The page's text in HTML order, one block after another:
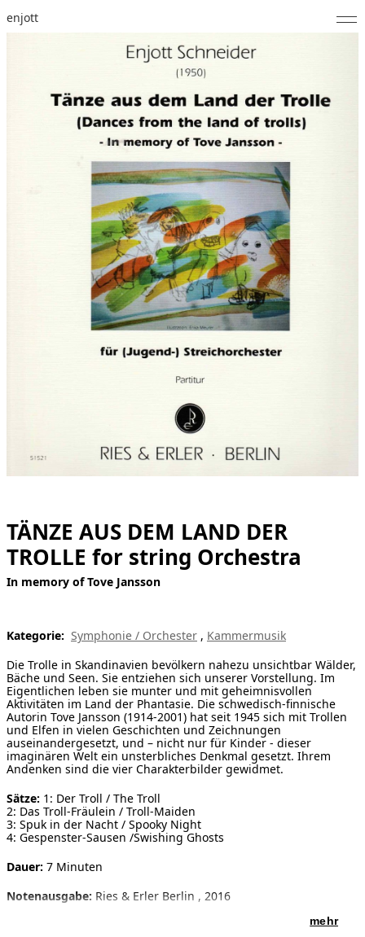
enjott
Selected Works
Werkverzeichnis
TÄNZE AUS DEM LAND DER
TROLLE for string Orchestra
In memory of Tove Jansson
Kategorie: Symphonie / Orchester , Kammermusik
Die Trolle in Skandinavien bevölkern nahezu unsichtbar Wälder,
Bäche und Seen. Sie entziehen sich unserer Vorstellung. Im
Eigentlichen leben sie munter und mit geheimnisvollen
Aktivitäten im Land der Phantasie. Die schwedisch-finnische
Autorin Tove Jansson (1914-2001) hat seit 1945 sich mit Trollen
und Elfen in vielen Geschichten und Zeichnungen
auseinandergesetzt, und – nicht nur für Kinder - dieser
imaginären Welt ein unsterbliches Denkmal gesetzt. Ihrem
Andenken sind die vier Charakterbilder gewidmet.
Sätze: 1: Der Troll / The Troll
2: Das Troll-Fräulein / Troll-Maiden
3: Spuk in der Nacht / Spooky Night
4: Gespenster-Sausen /Swishing Ghosts
Dauer: 7 Minuten
Notenausgabe: Ries & Erler Berlin , 2016
mehr